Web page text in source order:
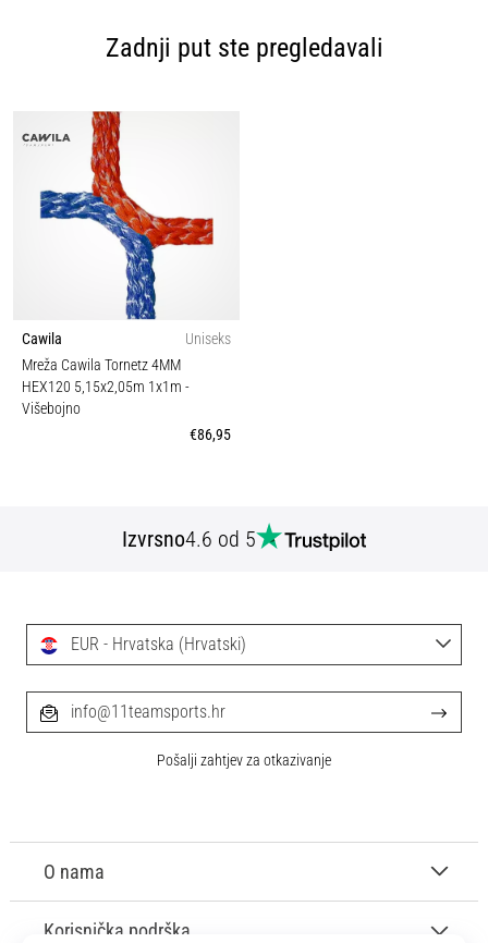
Zadnji put ste pregledavali
Cawila
Uniseks
Mreža Cawila Tornetz 4MM
HEX120 5,15x2,05m 1x1m -
Višebojno
€86,95
Izvrsno4.6 od 5
O nama
Korisnička podrška
EUR - Hrvatska (Hrvatski)
info@11teamsports.hr
Pošalji zahtjev za otkazivanje